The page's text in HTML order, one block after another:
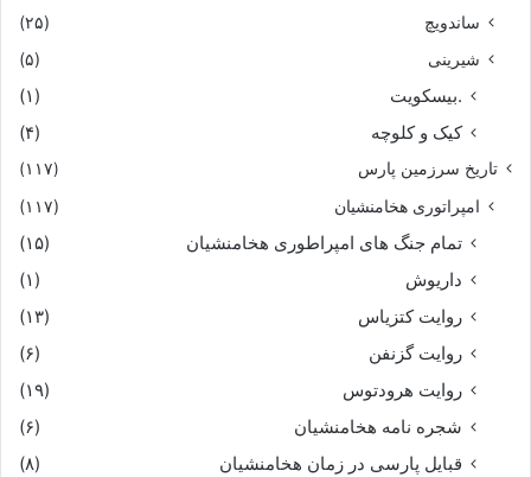
ساندویچ
(۲۵)
شیرینی
(۵)
.بیسکویت
(۱)
کیک و کلوچه
(۴)
تاریخ سرزمین پارس (۱۱۷)
امپراتوری هخامنشیان (۱۱۷)
تمام جنگ های امپراطوری هخامنشیان
(۱۵)
داریوش
(۱)
روایت کتزیاس
(۱۳)
روایت گزنفن
(۶)
روایت هرودتوس
(۱۹)
شجره نامه هخامنشیان
(۶)
قبایل پارسی در زمان هخامنشیان
(۸)